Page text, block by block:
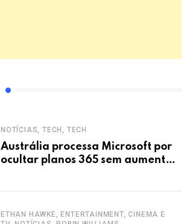
NOTÍCIAS, TECH, TECH
Austrália processa Microsoft por
ocultar planos 365 sem aumento e
ETHAN HAWKE, ENTERTAINMENT, CINEMA E